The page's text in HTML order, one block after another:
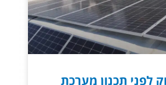
לפני תכנון מערכת